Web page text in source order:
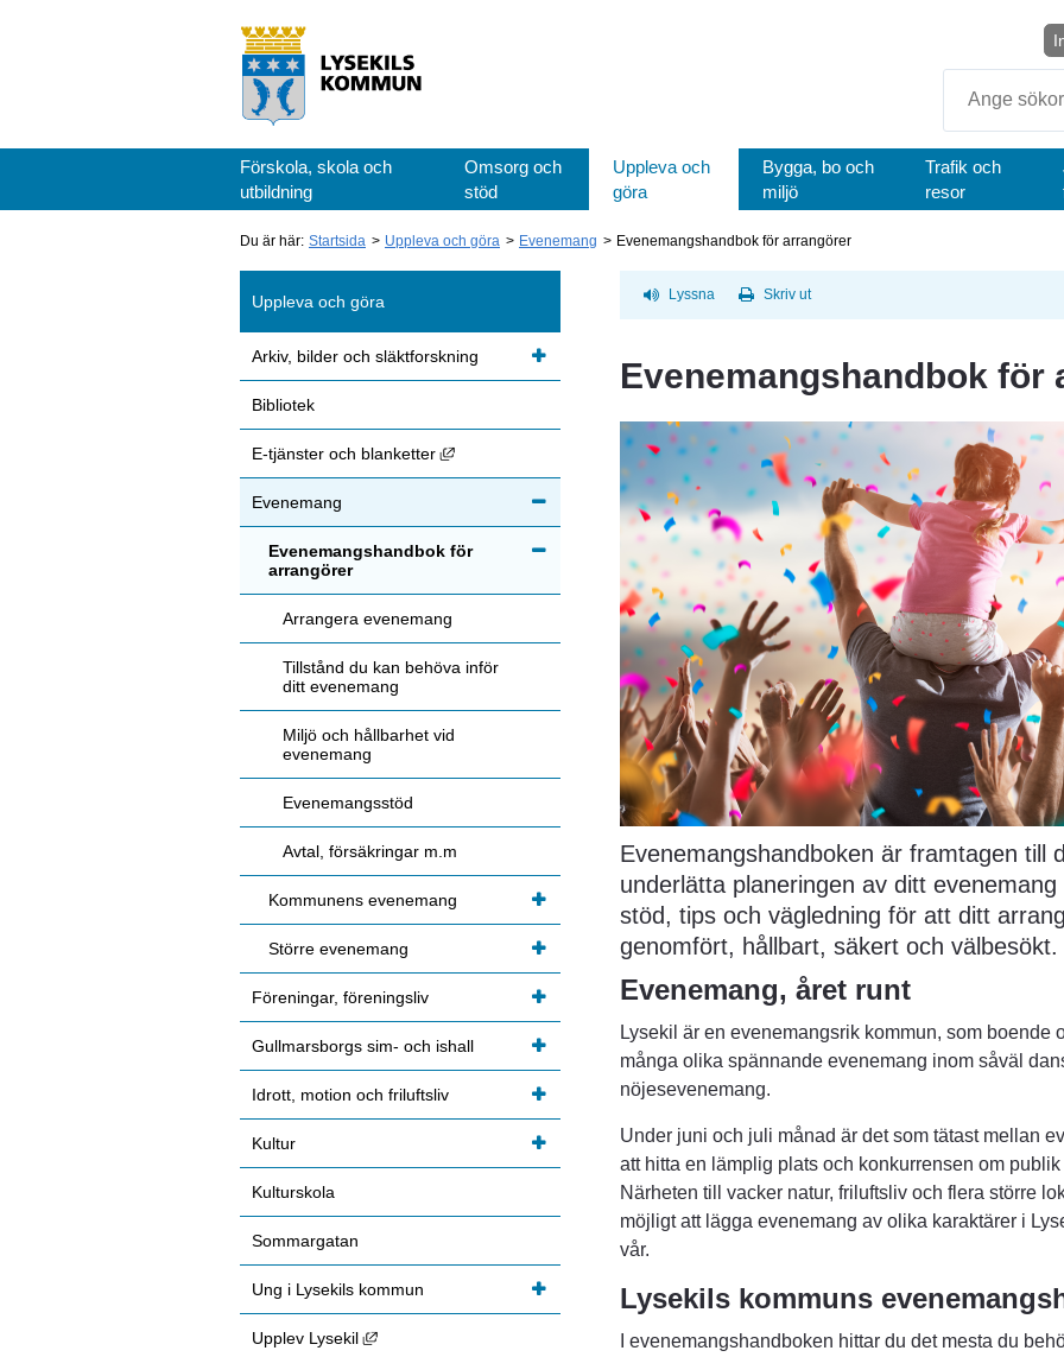
Förskola, skola och
utbildning
Omsorg och
stöd
Uppleva och
göra
Bygga, bo och
miljö
Trafik och
resor
Du är här: Startsida Uppleva och göra Evenemang Evenemangshandbok för arrangörer
Lyssna Skriv ut
Evenemangshandbok för
Evenemangshandboken är framtagen till
underlätta planeringen av ditt
stöd, tips och vägledning för att ditt
genomfört, hållbart, säkert och välbesökt.
Evenemang, året runt
Lysekil är en evenemangsrik kommun, som boende
många olika spännande evenemang inom såväl
nöjesevenemang.
Under juni och juli månad är det som tätast mellan
att hitta en lämplig plats och konkurrensen om
Närheten till vacker natur, friluftsliv och flera större
möjligt att lägga evenemang av olika karaktärer i
vår.
Lysekils kommuns
I evenemangshandboken hittar du det mesta du
Uppleva och göra
Arkiv, bilder och släktforskning
Bibliotek
E-tjänster och blanketter Länk till annan webbplats, öppnas i nytt fönster.
Evenemang
Evenemangshandbok för
arrangörer
Arrangera evenemang
Tillstånd du kan behöva inför
ditt evenemang
Miljö och hållbarhet vid
evenemang
Evenemangsstöd
Avtal, försäkringar m.m
Kommunens evenemang
Större evenemang
Föreningar, föreningsliv
Gullmarsborgs sim- och ishall
Idrott, motion och friluftsliv
Kultur
Kulturskola
Sommargatan
Ung i Lysekils kommun
Upplev Lysekil Länk till annan webbplats, öppnas i nytt fönster.